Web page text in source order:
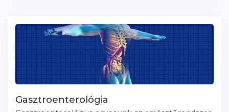
Gasztroenterológia